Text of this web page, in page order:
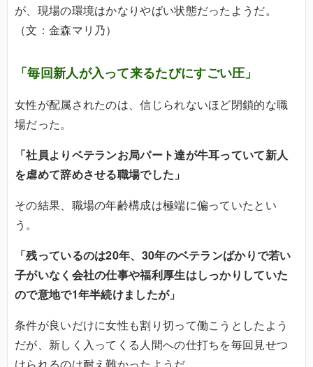
が、現場の環境はかなりやばい状態だったようだ。
（文：金森マリ乃）
「毎回新人が入って来るたびにすごい圧」
女性が配属されたのは、信じられないほど閉鎖的な職
場だった。
「社員よりベテランお局パート達が牛耳っていて新人
を虐めて辞めさせる職場でした」
その結果、職場の年齢構成は極端に偏っていたとい
う。
「残っているのは20年、30年のベテランばかりで若い
子がいなく会社の仕事や福利厚生はしっかりしていた
ので意地で1年半続けましたが」
条件が良いだけに女性も割り切って働こうとしたよう
だが、新しく入ってくる人間への仕打ちを毎回見せつ